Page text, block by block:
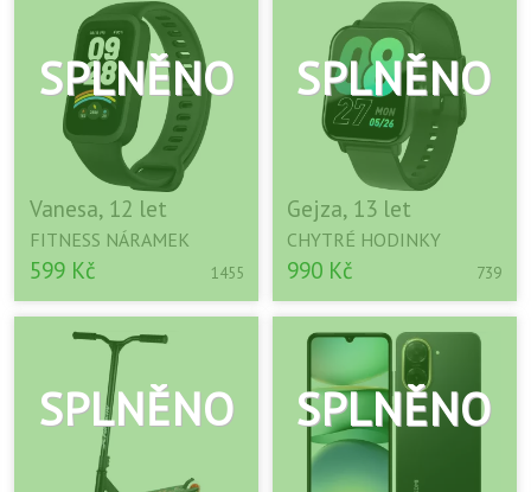
Vanesa, 12 let
FITNESS NÁRAMEK
599 Kč 1455
Gejza, 13 let
CHYTRÉ HODINKY
990 Kč 739